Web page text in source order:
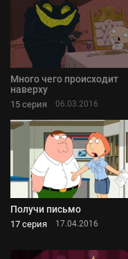
Много чего происходит
наверху
15 серия 06.03.2016
Получи письмо
17 серия 17.04.2016